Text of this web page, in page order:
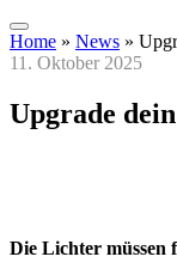
Home » News »
11. Oktober 2025
Upgrade
Die Lichter müssen